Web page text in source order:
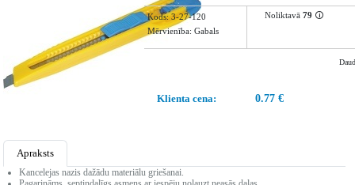
Kods:3-27-120
Mērvienība: Gabals
Noliktavā 79 🛈
Klienta cena: 0.77 €
Apraksts
Kancelejas nazis dažādu materiālu griešanai.